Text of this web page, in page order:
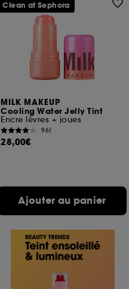
MILK MAKEUP
Cooling Water Jelly Tint
Encre lèvres + joues
961
28,00€
Ajouter au panier
Clean at Sephora